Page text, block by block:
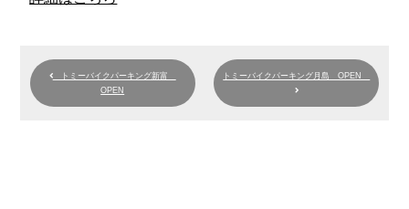
トミーバイクパーキング新富
OPEN
トミーバイクパーキング月島 OPEN